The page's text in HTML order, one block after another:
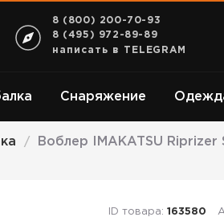
8 (800) 200-70-93
8 (495) 972-89-89
написать в TELEGRAM
Снаряжение
/ Воблер IMAKATSU Riprizer
ID товара: 163580